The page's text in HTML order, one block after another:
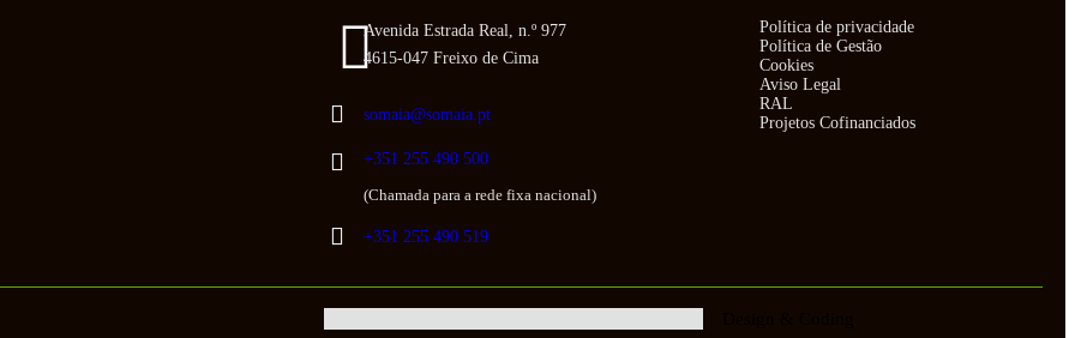
Avenida Estrada Real, n.º 977
4615-047 Freixo de Cima
somaia@somaia.pt
+351 255 490 500
(Chamada para a rede fixa nacional)
+351 255 490 519
Política de privacidade
Política de Gestão
Cookies
Aviso Legal
RAL
Projetos Cofinanciados